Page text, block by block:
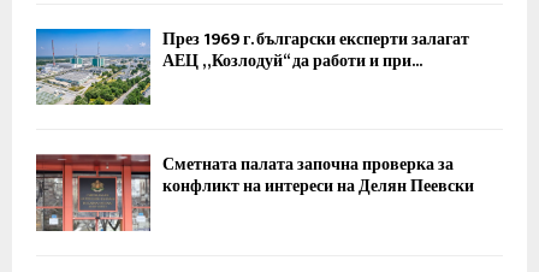
През 1969 г. български експерти залагат
АЕЦ „Козлодуй“ да работи и при...
Сметната палата започна проверка за
конфликт на интереси на Делян Пеевски